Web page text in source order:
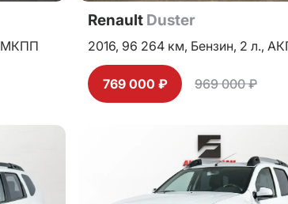
МКПП
Renault Duster
2016, 96 264 км, Бензин, 2 л.,
769 000 ₽ 969 000 ₽